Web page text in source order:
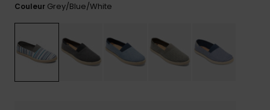
questions
et notre
formulaire
de
Couleur Grey/blue/white